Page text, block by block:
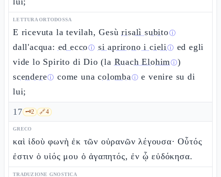
LETTURA ORTODOSSA
E ricevuta la tevilah, Gesùrisalì subitoⓘ
dall'acqua: ed eccoⓘ si aprirono i cieliⓘ ed egli
vide lo Spirito di Dio (la Ruach Elohimⓘ)
scendereⓘ come unacolombaⓘ e venire su di
lui;
17 🗝️2 🔗4
GRECO
καὶ ἰδοὺ φωνὴ ἐκ τῶν οὐρανῶν λέγουσα· Οὗτός
ἐστιν ὁ υἱός μου ὁ ἀγαπητός, ἐν ᾧ εὐδόκησα.
TRADUZIONE GNOSTICA